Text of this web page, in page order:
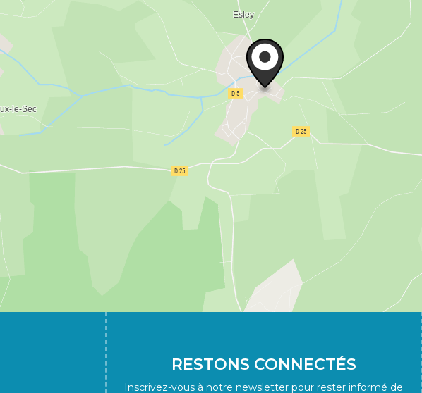
RESTONS CONNECTÉS
Inscrivez-vous à notre newsletter pour rester informé de